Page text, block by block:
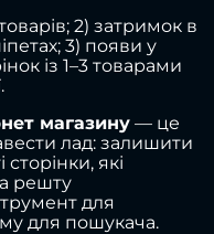
2) затримок в
3) появи у
із 1–3 товарами
магазину — це
лад: залишити
сторінки, які
решту
для
для пошукача.